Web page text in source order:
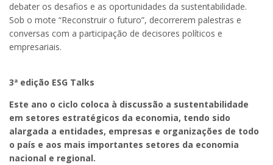
debater os desafios e as oportunidades da sustentabilidade.
Sob o mote “Reconstruir o futuro”, decorrerem palestras e
conversas com a participação de decisores políticos e
empresariais.
3ª edição ESG Talks
Este ano o ciclo coloca à discussão a sustentabilidade
em setores estratégicos da economia, tendo sido
alargada a entidades, empresas e organizações de todo
o país e aos mais importantes setores da economia
nacional e regional.